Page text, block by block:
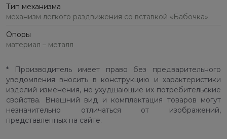
Тип механизма
механизм легкого раздвижения со вставкой «Бабочка»
Опоры
материал – металл
* Производитель имеет право без предварительного
уведомления вносить в конструкцию и характеристики
изделий изменения, не ухудшающие их потребительские
свойства. Внешний вид и комплектация товаров могут
незначительно отличаться от изображений,
представленных на сайте.